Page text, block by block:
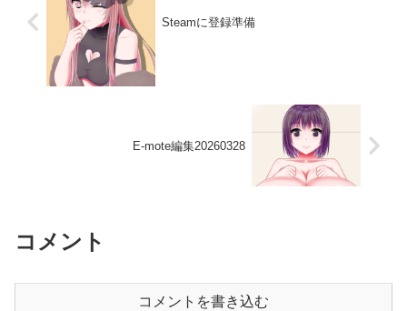
Steamに登録準備
E-mote編集20260328
コメント
コメントを書き込む